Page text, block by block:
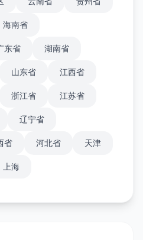
海南省
东省 湖南省
山东省 江西省
浙江省 江苏省
辽宁省
省 河北省 天津
上海